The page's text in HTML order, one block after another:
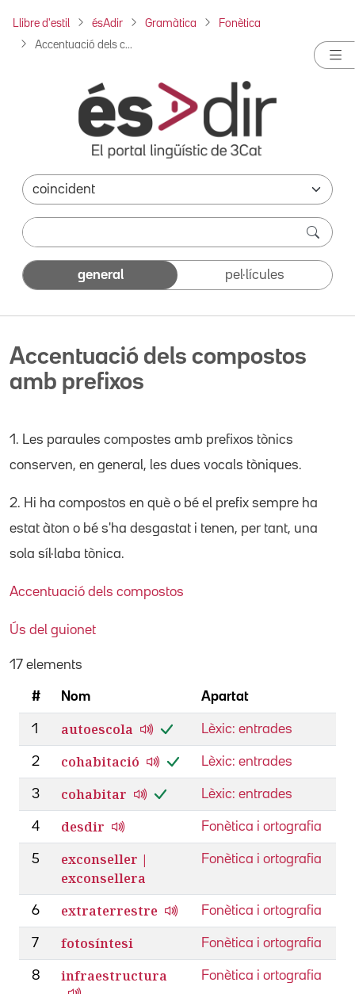
Llibre d'estil ésAdir Gramàtica Fonètica
Accentuació dels c...
general pel·lícules
Accentuació dels compostos
amb prefixos
1. Les paraules compostes amb prefixos tònics
conserven, en general, les dues vocals tòniques.
2. Hi ha compostos en què o bé el prefix sempre ha
estat àton o bé s'ha desgastat i tenen, per tant, una
sola síl·laba tònica.
Accentuació dels compostos
Ús del guionet
17 elements
# Nom Apartat
1 autoescola Lèxic: entrades
2 cohabitació Lèxic: entrades
3 cohabitar Lèxic: entrades
4 desdir Fonètica i ortografia
5
exconseller |
exconsellera
Fonètica i ortografia
6 extraterrestre Fonètica i ortografia
7 fotosíntesi Fonètica i ortografia
8 infraestructura Fonètica i ortografia